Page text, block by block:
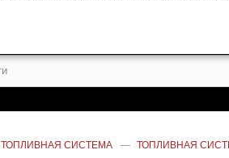
ТОПЛИВНАЯ СИСТЕМА — ТОПЛИВНАЯ